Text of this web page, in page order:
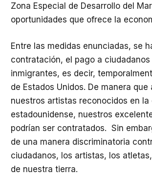
Zona Especial de Desarrollo del
oportunidades que ofrece la
Entre las medidas enunciadas, se
contratación, el pago a
inmigrantes, es decir,
de Estados Unidos. De manera que
nuestros artistas reconocidos en la
estadounidense, nuestros
podrían ser contratados. Sin
de una manera discriminatoria
ciudadanos, los artistas, los
de nuestra tierra.